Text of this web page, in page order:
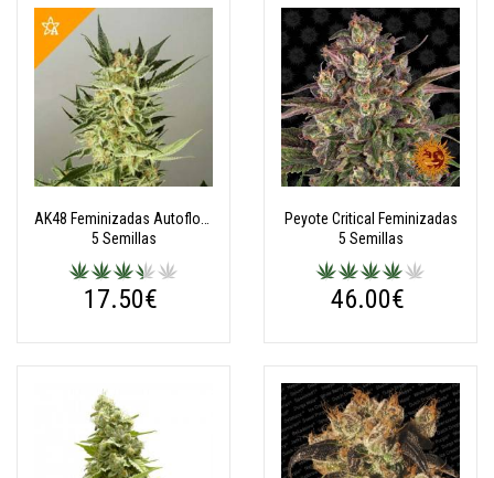
5 Semillas
17.50€
Peyote Critical Feminizadas
5 Semillas
46.00€